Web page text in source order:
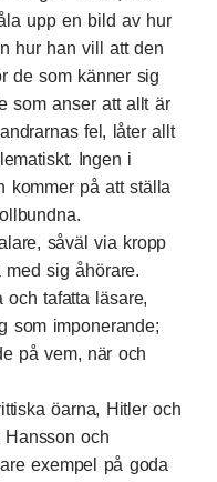
upp en bild av hur
hur han vill att den
de som känner sig
som anser att allt är
fel, låter allt
Ingen i
kommer på att ställa
såväl via kropp
sig åhörare.
och tafatta läsare,
som imponerande;
på vem, när och
öarna, Hitler och
och
exempel på goda